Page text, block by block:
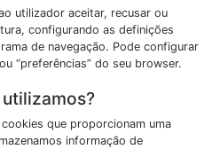
utilizador aceitar, recusar ou
configurando as definições
de navegação. Pode configurar
“preferências” do seu browser.
que proporcionam uma
informação de